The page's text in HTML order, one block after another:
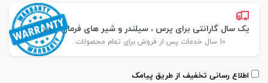
یک سال گارانتی برای پرس ، سیلندر و شیر های فرمان پارس
10 سال خدمات پس از فروش برای تمام محصولات
اطلاع رسانی تخفیف از طریق پیامک